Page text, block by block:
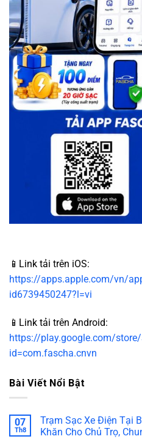
📱Link tải trên iOS:
https://apps.apple.com/vn/
id6739450247?l=vi
📱Link tải trên Android:
https://play.google.com/
id=com.fascha.cnvn
Bài Viết Nổi Bật
07
Th8
Trạm Sạc Xe Điện Tại
Khăn Cho Chủ Trọ,